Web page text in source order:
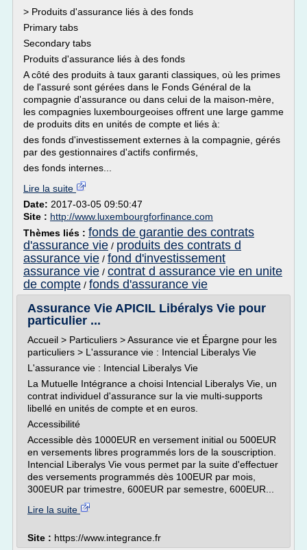
> Produits d'assurance liés à des fonds
Primary tabs
Secondary tabs
Produits d'assurance liés à des fonds
A côté des produits à taux garanti classiques, où les primes
de l'assuré sont gérées dans le Fonds Général de la
compagnie d'assurance ou dans celui de la maison-mère,
les compagnies luxembourgeoises offrent une large gamme
de produits dits en unités de compte et liés à:
des fonds d'investissement externes à la compagnie, gérés
par des gestionnaires d'actifs confirmés,
des fonds internes...
Lire la suite
Date: 2017-03-05 09:50:47
Site : http://www.luxembourgforfinance.com
Thèmes liés : fonds de garantie des contrats
d'assurance vie / produits des contrats d
assurance vie / fond d'investissement
assurance vie / contrat d assurance vie en unite
de compte / fonds d'assurance vie
Assurance Vie APICIL Libéralys Vie pour
particulier ...
Accueil > Particuliers > Assurance vie et Épargne pour les
particuliers > L'assurance vie : Intencial Liberalys Vie
L'assurance vie : Intencial Liberalys Vie
La Mutuelle Intégrance a choisi Intencial Liberalys Vie, un
contrat individuel d'assurance sur la vie multi-supports
libellé en unités de compte et en euros.
Accessibilité
Accessible dès 1000EUR en versement initial ou 500EUR
en versements libres programmés lors de la souscription.
Intencial Liberalys Vie vous permet par la suite d'effectuer
des versements programmés dès 100EUR par mois,
300EUR par trimestre, 600EUR par semestre, 600EUR...
Lire la suite
Site : https://www.integrance.fr